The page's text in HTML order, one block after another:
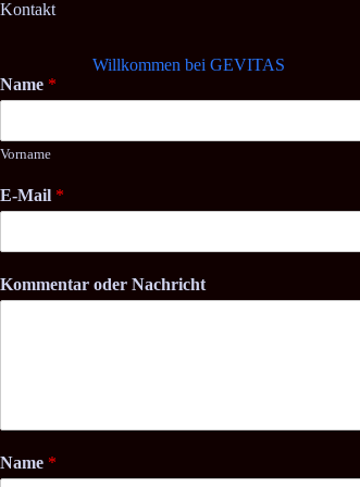
Zum
Willkommen bei GEVITAS
Kontakt
Name *
Vorname
E-Mail *
Kommentar oder Nachricht
Name *